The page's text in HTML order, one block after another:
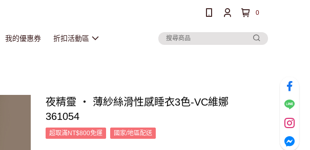
0
我的優惠券 折扣活動區
夜精靈 ‧ 薄紗絲滑性感睡衣3色-VC維娜
361054
超取滿NT$800免運 國家/地區配送